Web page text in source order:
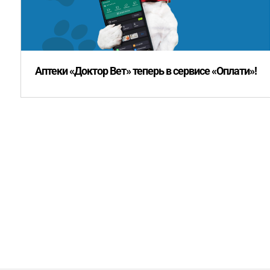
Аптеки «Доктор Вет» теперь в сервисе «Оплати»!